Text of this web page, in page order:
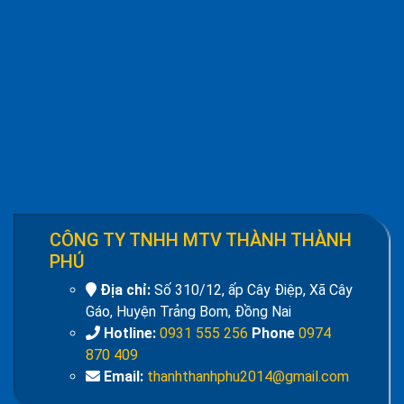
Bộ điều khiển nguồn Fotek TSC-340
Giá:Liên hệ
CÔNG TY TNHH MTV THÀNH THÀNH
PHÚ
Địa chỉ: Số 310/12, ấp Cây Điệp, Xã Cây
Gáo, Huyện Trảng Bom, Đồng Nai
Hotline: 0931 555 256 Phone 0974
870 409
Email: thanhthanhphu2014@gmail.com